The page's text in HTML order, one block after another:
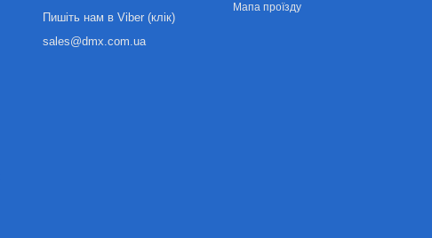
Пишіть нам в Viber (клік)
sales@dmx.com.ua
Мапа проїзду